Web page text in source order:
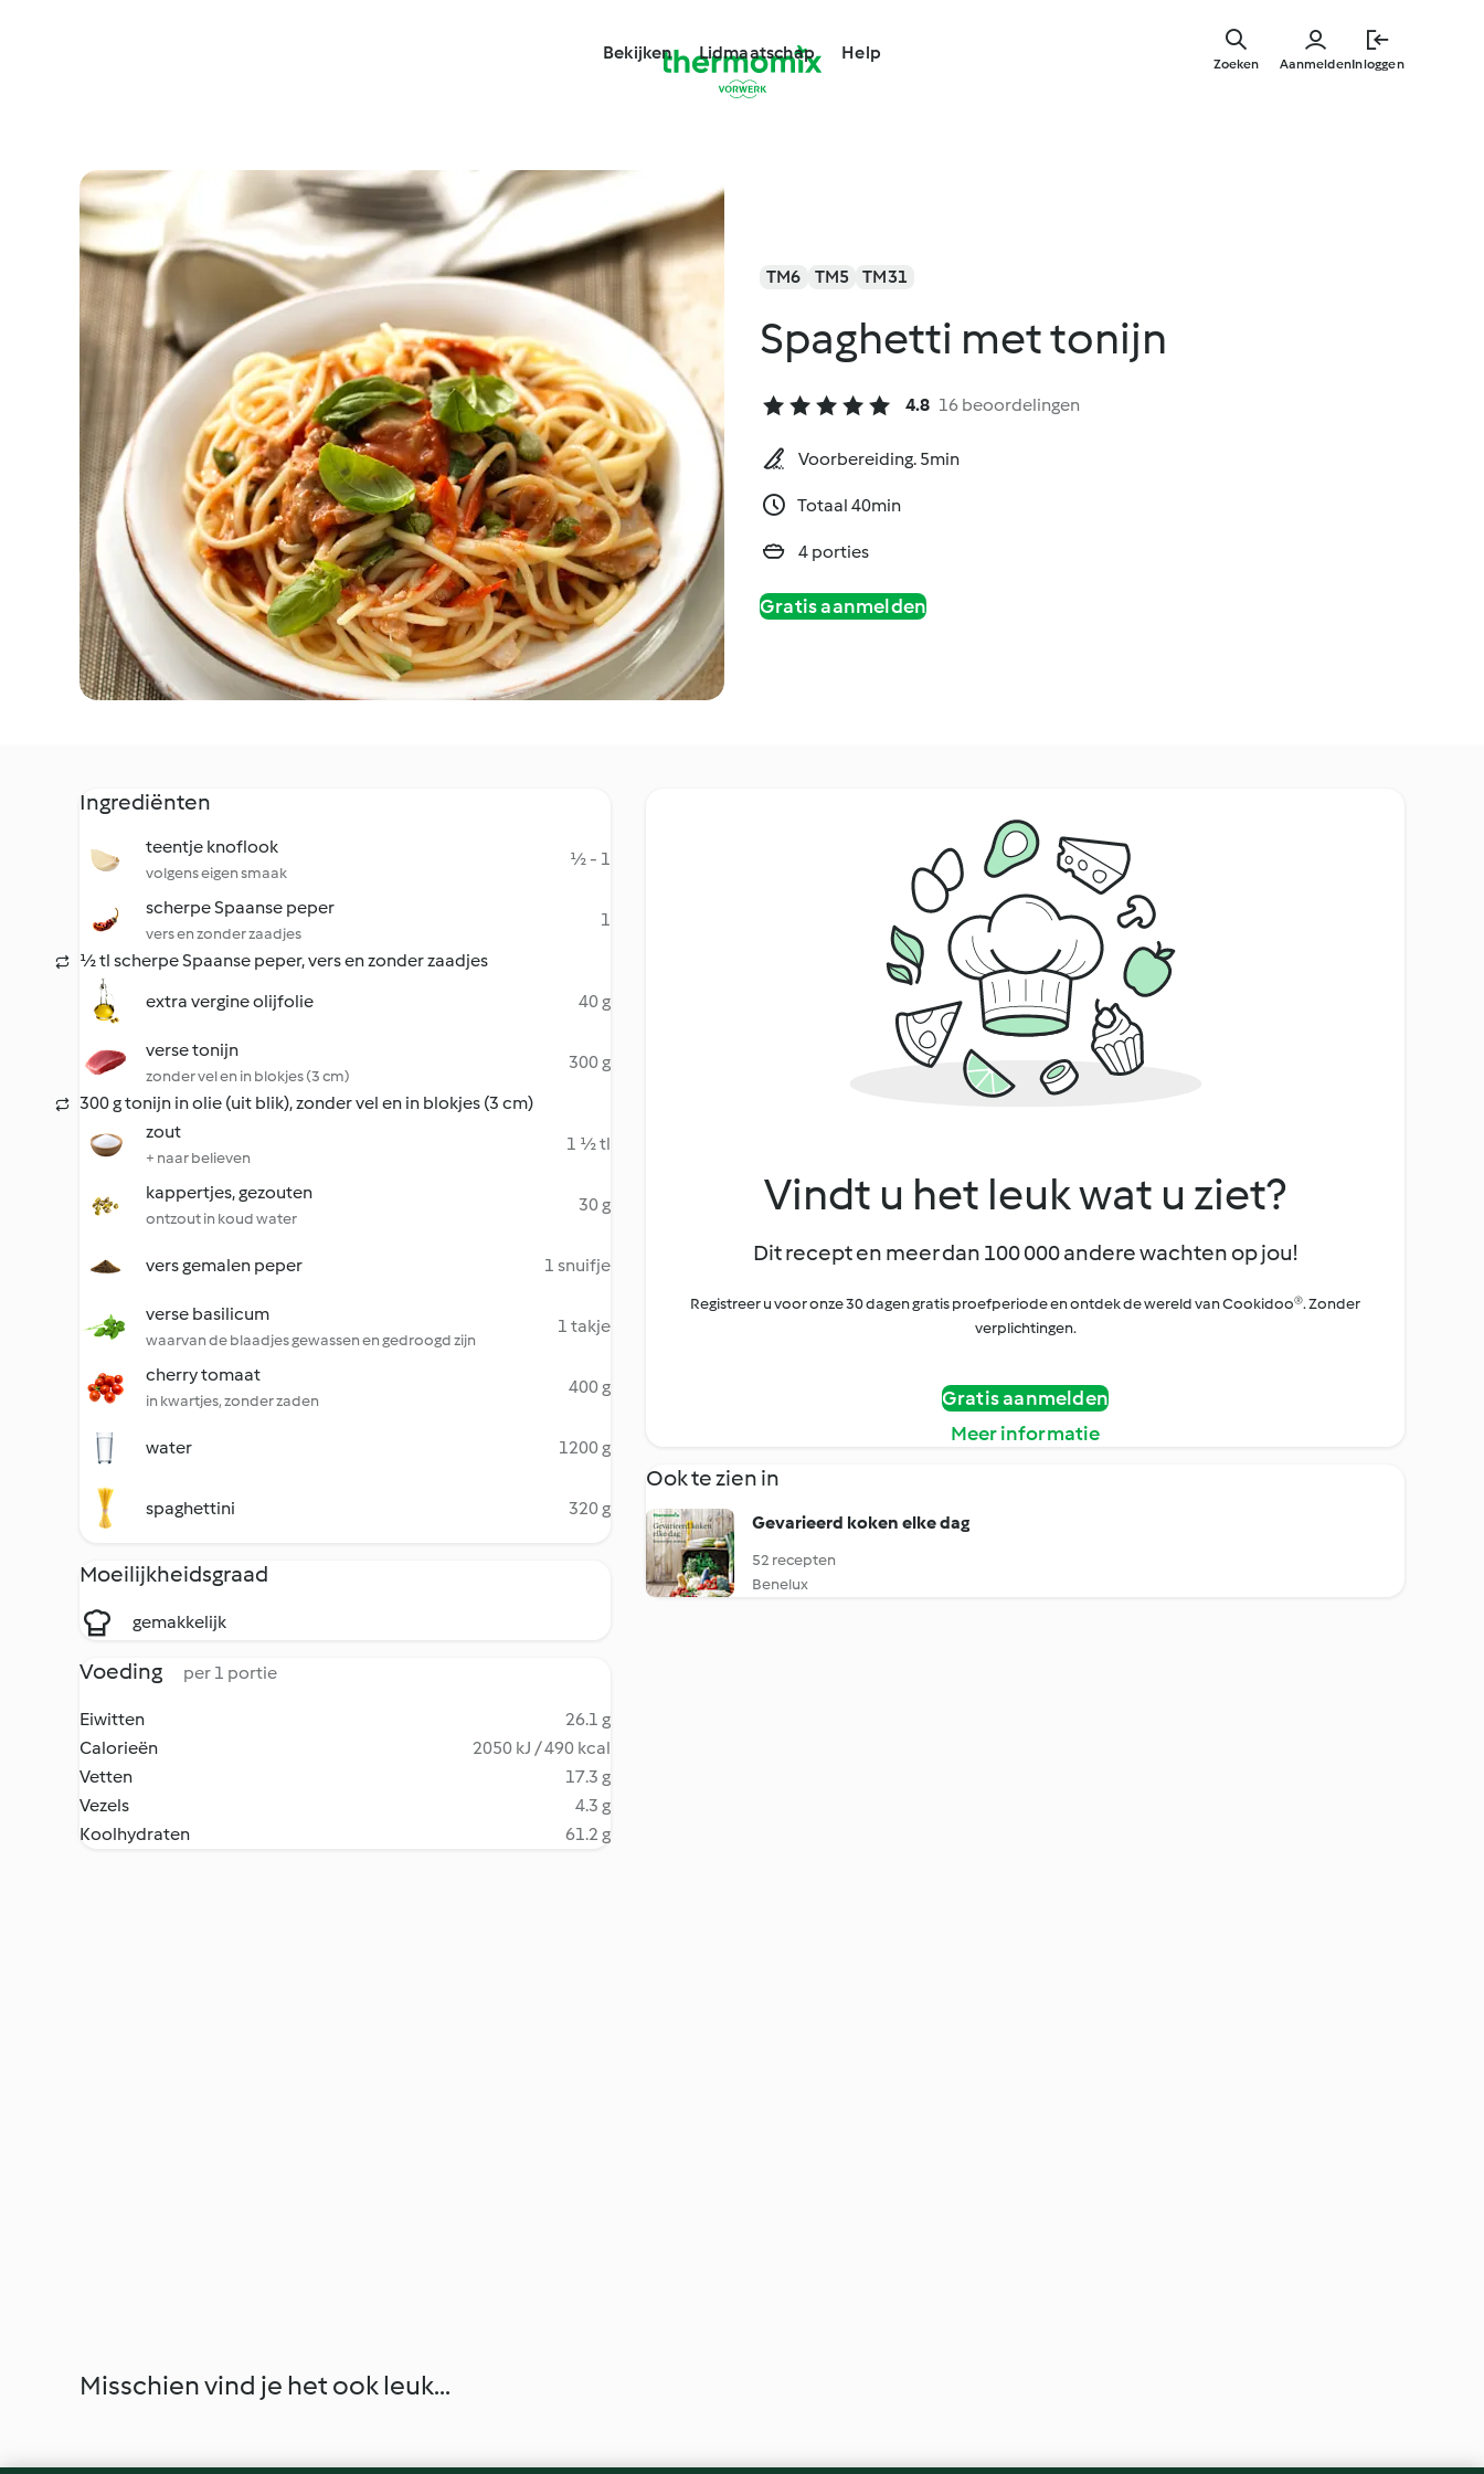
Bekijken Lidmaatschap Help
AanmeldenInloggen
Zoeken
TM6 TM5 TM31
Spaghetti met tonijn
4.8 16 beoordelingen
Voorbereiding. 5min
Totaal 40min
4 porties
Gratis aanmelden
Ingrediënten
teentje knoflook
volgens eigen smaak
½ - 1
scherpe Spaanse peper
vers en zonder zaadjes
1
½ tl scherpe Spaanse peper, vers en zonder zaadjes
extra vergine olijfolie
40 g
verse tonijn
zonder vel en in blokjes (3 cm)
300 g
300 g tonijn in olie (uit blik), zonder vel en in blokjes (3 cm)
zout
+ naar believen
1 ½ tl
kappertjes, gezouten
ontzout in koud water
30 g
vers gemalen peper 1 snuifje
verse basilicum
waarvan de blaadjes gewassen en gedroogd zijn
1 takje
cherry tomaat
in kwartjes, zonder zaden
400 g
water 1200 g
spaghettini 320 g
Moeilijkheidsgraad
gemakkelijk
Voeding per 1 portie
Eiwitten
26.1 g
Calorieën
2050 kJ / 490 kcal
Vetten
17.3 g
Vezels
4.3 g
Koolhydraten
61.2 g
Vindt u het leuk wat u ziet?
Dit recept en meer dan 100 000 andere wachten op jou!
Registreer u voor onze 30 dagen gratis proefperiode en ontdek de wereld van Cookidoo®. Zonder
verplichtingen.
Gratis aanmelden
Meer informatie
Ook te zien in
Gevarieerd koken elke dag
52 recepten
Benelux
Misschien vind je het ook leuk...